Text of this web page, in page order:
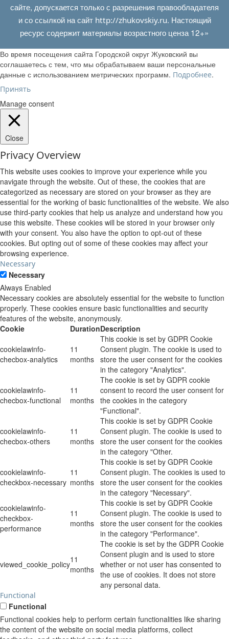
сайте, допускается только с разрешения правообладателя
и со ссылкой на сайт http://zhukovskiy.ru. Настоящий
ресурс содержит материалы возрастного ценза 12+»
Во время посещения сайта Городской округ Жуковский вы
соглашаетесь с тем, что мы обрабатываем ваши персональные
данные с использованием метрических программ. Подробнее.
Принять
Manage consent
Close
Privacy Overview
This website uses cookies to improve your experience while you
navigate through the website. Out of these, the cookies that are
categorized as necessary are stored on your browser as they are
essential for the working of basic functionalities of the website. We also
use third-party cookies that help us analyze and understand how you
use this website. These cookies will be stored in your browser only
with your consent. You also have the option to opt-out of these
cookies. But opting out of some of these cookies may affect your
browsing experience.
Necessary
Necessary
Always Enabled
Necessary cookies are absolutely essential for the website to function
properly. These cookies ensure basic functionalities and security
features of the website, anonymously.
Cookie
DurationDescription
cookielawinfo-
checbox-analytics
11
months
This cookie is set by GDPR Cookie
Consent plugin. The cookie is used to
store the user consent for the cookies
in the category "Analytics".
cookielawinfo-
checbox-functional
11
months
The cookie is set by GDPR cookie
consent to record the user consent for
the cookies in the category
"Functional".
cookielawinfo-
checbox-others
11
months
This cookie is set by GDPR Cookie
Consent plugin. The cookie is used to
store the user consent for the cookies
in the category "Other.
cookielawinfo-
checkbox-necessary
11
months
This cookie is set by GDPR Cookie
Consent plugin. The cookies is used to
store the user consent for the cookies
in the category "Necessary".
cookielawinfo-
checkbox-
performance
11
months
This cookie is set by GDPR Cookie
Consent plugin. The cookie is used to
store the user consent for the cookies
in the category "Performance".
viewed_cookie_policy11
months
The cookie is set by the GDPR Cookie
Consent plugin and is used to store
whether or not user has consented to
the use of cookies. It does not store
any personal data.
Functional
Functional
Functional cookies help to perform certain functionalities like sharing
the content of the website on social media platforms, collect